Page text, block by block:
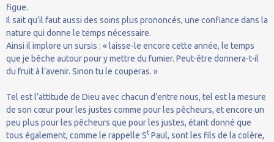
figue.
Il sait qu’il faut aussi des soins plus prononcés, une confiance dans la
nature qui donne le temps nécessaire.
Ainsi il implore un sursis : « laisse-le encore cette année, le temps
que je bêche autour pour y mettre du fumier. Peut-être donnera-t-il
du fruit à l’avenir. Sinon tu le couperas. »
Tel est l’attitude de Dieu avec chacun d’entre nous, tel est la mesure
de son cœur pour les justes comme pour les pêcheurs, et encore un
peu plus pour les pêcheurs que pour les justes, étant donné que
tous également, comme le rappelle St Paul, sont les fils de la colère,